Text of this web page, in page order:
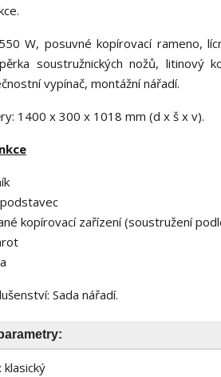
W, posuvné kopírovací rameno,
soustružnických nožů, litinový
vypínač, montážní nářadí.
1400 x 300 x 1018 mm (d x š x v).
kopírovací zařízení (soustružení
Sada nářadí.